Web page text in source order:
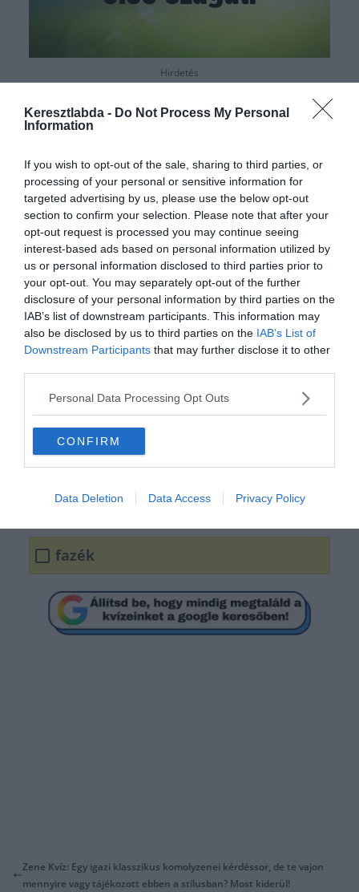
Keresztlabda - Do Not Process My Personal
Information
If you wish to opt-out of the sale, sharing to third parties, or
processing of your personal or sensitive information for
targeted advertising by us, please use the below opt-out
section to confirm your selection. Please note that after your
opt-out request is processed you may continue seeing
interest-based ads based on personal information utilized by
us or personal information disclosed to third parties prior to
your opt-out. You may separately opt-out of the further
disclosure of your personal information by third parties on the
IAB’s list of downstream participants. This information may
also be disclosed by us to third parties on the IAB’s List of
Downstream Participants that may further disclose it to other
Personal Data Processing Opt Outs
CONFIRM
Data Deletion Data Access Privacy Policy
Hirdetés
Az új _____ megtartja első
szagát.
párna
szönyeg
kabát
fazék
Zene Kvíz: Egy igazi klasszikus komolyzenei kérdéssor, de te vajon
mennyire vagy tájékozott ebben a stílusban? Most kiderül!